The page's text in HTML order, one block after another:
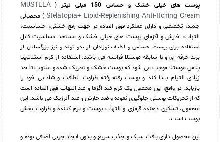
پوست های خیلی خشک و حساس 150 میلی لیتر
(
MUSTELA
Stelatopia+ Lipid-Replenishing Anti-Itching Cream) محصولی
جدید، تخصصی و دارای عملکرد فوق العاده در جهت رفع خشکی، حساسیت،
التهاب، خارش و اگزمای پوست های خیلی خشک و مستعد حساسیت قابل
استفاده برای پوست حساس و لطیف نوزادان از بدو تولد و نیز بزرگسالان از
برند حرفه ای و با سابقه موستلا فرانسه می باشد. استفاده از کرم استلاتوپیا
پلاس موستلا موجب می شود که پوست خشک و تحریک شده و ملتهب تا حد
زیادی التیام پیدا کند و پوست رفته رفته طراوت، لطافت و شادابی خود را
بازیابد. در واقع، این محصول یک کرم ضد اگزما و ضد التهاب فوق العاده است
که از تحریکات پوستی جلوگیری نموده و ضد خارش و ضد آلرژیک می باشد. این
محصول، تسکین دهنده قرمزی و التهاب پوست و نرم کننده و طراوت بخش
پوست است.
این محصول دارای بافت سبک و جذب سریع و بدون ایجاد چربی اضافی بوده و